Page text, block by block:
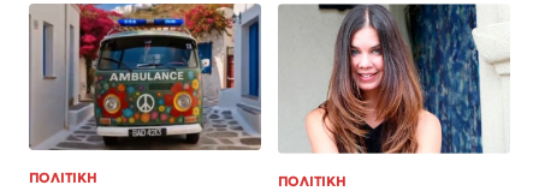
ΠΟΛΙΤΙΚΗ ΠΟΛΙΤΙΚΗ